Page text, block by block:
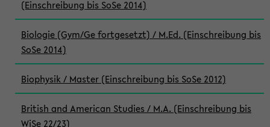
(Einschreibung bis SoSe 2014)
Biologie (Gym/Ge fortgesetzt) / M.Ed. (Einschreibung bis
SoSe 2014)
Biophysik / Master (Einschreibung bis SoSe 2012)
British and American Studies / M.A. (Einschreibung bis
WiSe 22/23)